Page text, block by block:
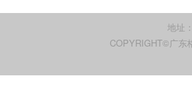
地址
COPYRIGHT©广东